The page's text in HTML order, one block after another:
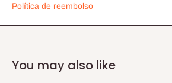
Política de reembolso
You may also like